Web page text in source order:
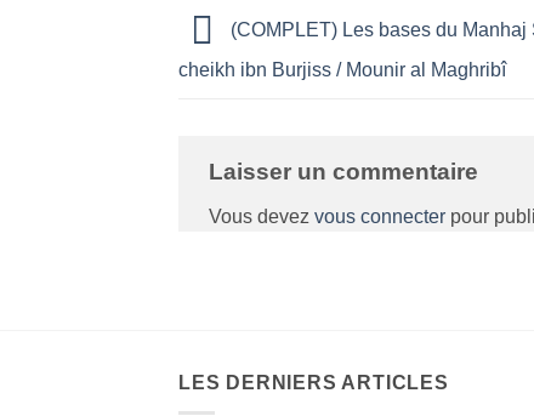
(COMPLET) Les bases du Manhaj
cheikh ibn Burjiss / Mounir al Maghribî
Laisser un commentaire
Vous devez vous connecter pour
LES DERNIERS ARTICLES